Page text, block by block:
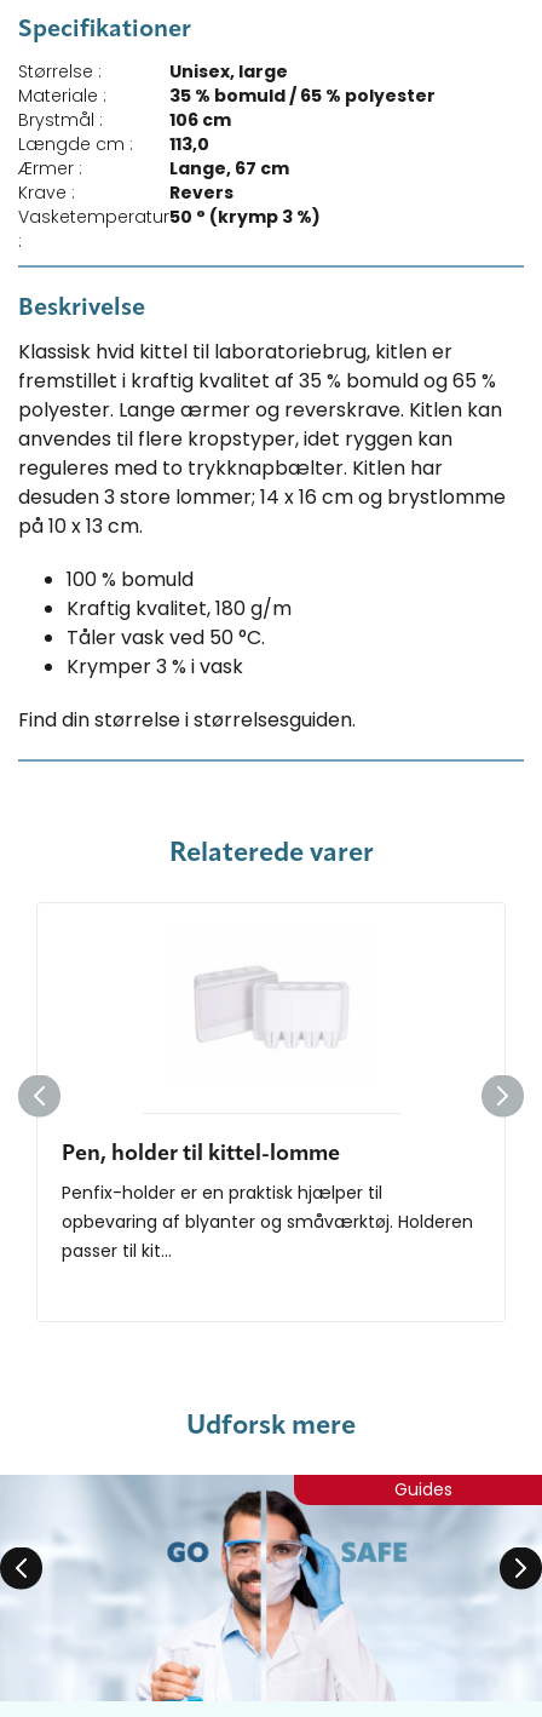
Specifikationer
Størrelse :
Unisex, large
Materiale :
35 % bomuld / 65 % polyester
Brystmål :
106 cm
Længde cm :
113,0
Ærmer :
Lange, 67 cm
Krave :
Revers
Vasketemperatur
:
50 ° (krymp 3 %)
Beskrivelse
Klassisk hvid kittel til laboratoriebrug, kitlen er
fremstillet i kraftig kvalitet af 35 % bomuld og 65 %
polyester. Lange ærmer og reverskrave. Kitlen kan
anvendes til flere kropstyper, idet ryggen kan
reguleres med to trykknapbælter. Kitlen har
desuden 3 store lommer; 14 x 16 cm og brystlomme
på 10 x 13 cm.
100 % bomuld
Kraftig kvalitet, 180 g/m
Tåler vask ved 50 °C.
Krymper 3 % i vask
Find din størrelse i størrelsesguiden.
Relaterede varer
Pen, holder til kittel-lomme
Penfix-holder er en praktisk hjælper til
opbevaring af blyanter og småværktøj. Holderen
passer til kit...
Udforsk mere
Guides